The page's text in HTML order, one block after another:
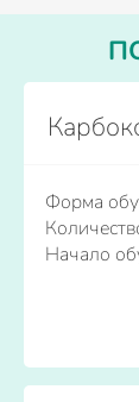
Форма
Начало